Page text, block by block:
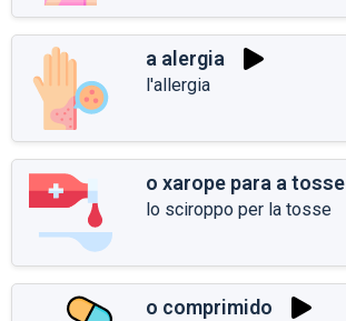
a alergia
l'allergia
o xarope para a tosse
lo sciroppo per la tosse
o comprimido